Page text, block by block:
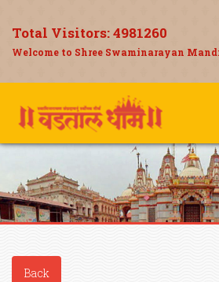
Total Visitors:4981260
Welcome to Shree Swaminarayan
Back